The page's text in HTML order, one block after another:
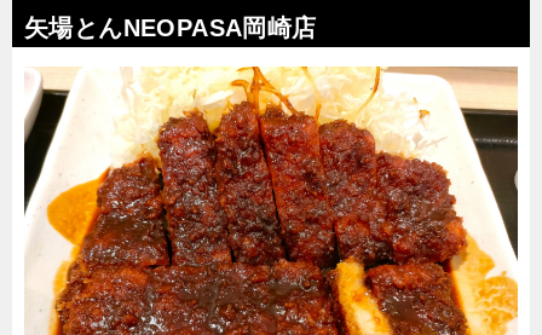
矢場とんNEOPASA岡崎店